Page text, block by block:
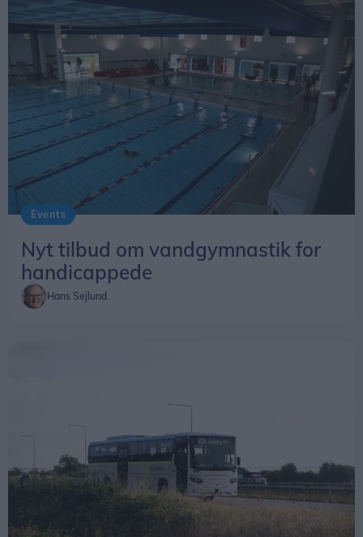
siger Kris Søgaard Pedersen.
Biografdirektøren varsler i øvrigt flere repremierer
i den kommende tid. Biler har jubilæum i
september, The Fast and the Furious senere i
efteråret og Starwars til februar.
Events
Nyt tilbud om vandgymnastik for
handicappede
Hans Sejlund